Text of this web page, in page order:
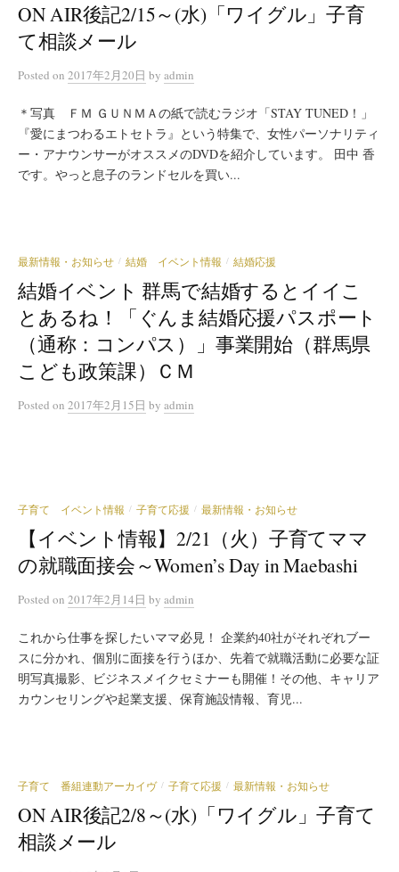
ON AIR後記2/15～(水)「ワイグル」子育
て相談メール
Posted on 2017年2月20日 by admin
＊写真 ＦＭ ＧＵＮＭＡの紙で読むラジオ「STAY TUNED！」
『愛にまつわるエトセトラ』という特集で、女性パーソナリティ
ー・アナウンサーがオススメのDVDを紹介しています。 田中 香
です。やっと息子のランドセルを買い...
最新情報・お知らせ / 結婚 イベント情報 / 結婚応援
結婚イベント 群馬で結婚するとイイこ
とあるね！「ぐんま結婚応援パスポート
（通称：コンパス）」事業開始（群馬県
こども政策課）ＣＭ
Posted on 2017年2月15日 by admin
子育て イベント情報 / 子育て応援 / 最新情報・お知らせ
【イベント情報】2/21（火）子育てママ
の就職面接会～Women’s Day in Maebashi
Posted on 2017年2月14日 by admin
これから仕事を探したいママ必見！ 企業約40社がそれぞれブー
スに分かれ、個別に面接を行うほか、先着で就職活動に必要な証
明写真撮影、ビジネスメイクセミナーも開催！その他、キャリア
カウンセリングや起業支援、保育施設情報、育児...
子育て 番組連動アーカイヴ / 子育て応援 / 最新情報・お知らせ
ON AIR後記2/8～(水)「ワイグル」子育て
相談メール